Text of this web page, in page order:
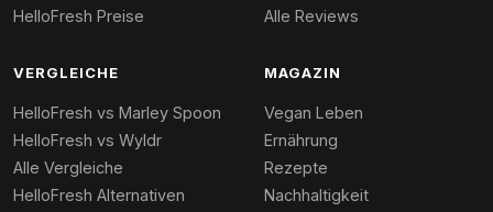
HelloFresh Preise
Alle Reviews
VERGLEICHE
HelloFresh vs Marley Spoon
HelloFresh vs Wyldr
Alle Vergleiche
HelloFresh Alternativen
MAGAZIN
Vegan Leben
Ernährung
Rezepte
Nachhaltigkeit